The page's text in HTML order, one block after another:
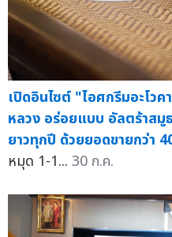
เปิดอินไซต์ "ไอศกรีมอะโว
หลวง อร่อยแบบ อัลตร้าสมู
ยาวทุกปี ด้วยยอดขายกว่า
หมุด 1-1... 30 ก.ค.